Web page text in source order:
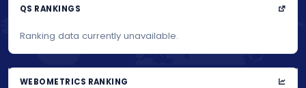
QS RANKINGS
Ranking data currently unavailable.
WEBOMETRICS RANKING